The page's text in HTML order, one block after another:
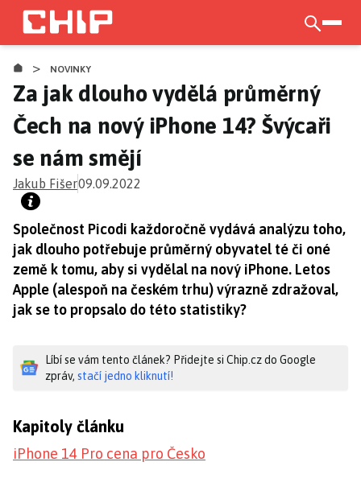
Přejít
hlavnímu
obsahu
> NOVINKY
Za jak dlouho vydělá průměrný
Čech na nový iPhone 14? Švýcaři
se nám smějí
Jakub Fišer09.09.2022
Společnost Picodi každoročně vydává analýzu toho,
jak dlouho potřebuje průměrný obyvatel té či oné
země k tomu, aby si vydělal na nový iPhone. Letos
Apple (alespoň na českém trhu) výrazně zdražoval,
jak se to propsalo do této statistiky?
Líbí se vám tento článek? Přidejte si Chip.cz do Google
zpráv, stačí jedno kliknutí!
Kapitoly článku
iPhone 14 Pro cena pro Česko